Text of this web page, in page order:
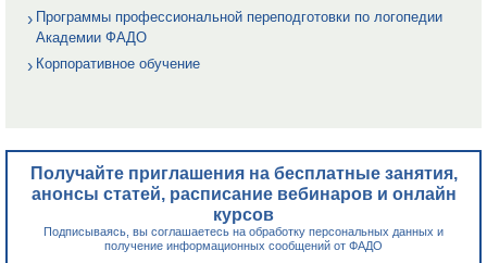
Программы профессиональной переподготовки по логопедии
Академии ФАДО
Корпоративное обучение
Получайте приглашения на бесплатные занятия,
анонсы статей, расписание вебинаров и онлайн
курсов
Подписываясь, вы соглашаетесь на обработку персональных данных и
получение информационных сообщений от ФАДО